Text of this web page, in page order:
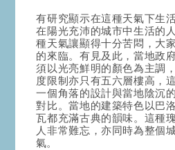
有研究顯示在這種天氣下生
在陽光充沛的城市中生活的
種天氣讓顯得十分苦悶，大
的來臨。有見及此，當地政
須以光亮鮮明的顏色為主調
度限制亦只有五六層樓高，
一個角落的設計與當地陰沉
對比。當地的建築特色以巴
瓦都充滿古典的韻味。這種
人非常難忘，亦同時為整個
氣。